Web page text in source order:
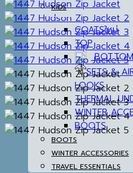
KIDS
COATS
TOP
BOTTOM
SETS &
LOOKS
THERMAL
WINTER
BOOTS
BOOTS
WINTER ACCESSORIES
TRAVEL ESSENTIALS